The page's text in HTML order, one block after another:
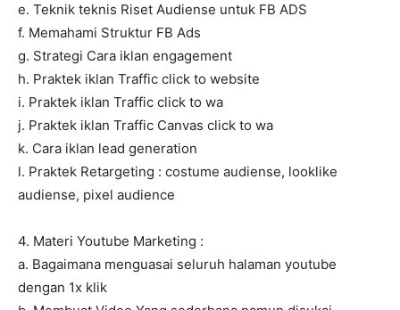
e. Teknik teknis Riset Audiense untuk FB ADS
f. Memahami Struktur FB Ads
g. Strategi Cara iklan engagement
h. Praktek iklan Traffic click to website
i. Praktek iklan Traffic click to wa
j. Praktek iklan Traffic Canvas click to wa
k. Cara iklan lead generation
l. Praktek Retargeting : costume audiense, looklike
audiense, pixel audience
4. Materi Youtube Marketing :
a. Bagaimana menguasai seluruh halaman youtube
dengan 1x klik